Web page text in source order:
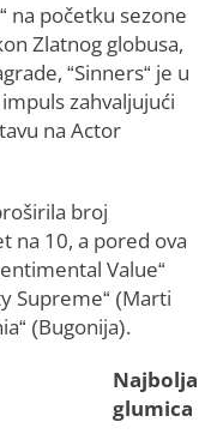
na početku sezone
Zlatnog globusa,
“Sinners“ je u
zahvaljujući
na Actor
broj
na 10, a pored ova
Value“
Supreme“ (Marti
(Bugonija).
Najbolja
glumica